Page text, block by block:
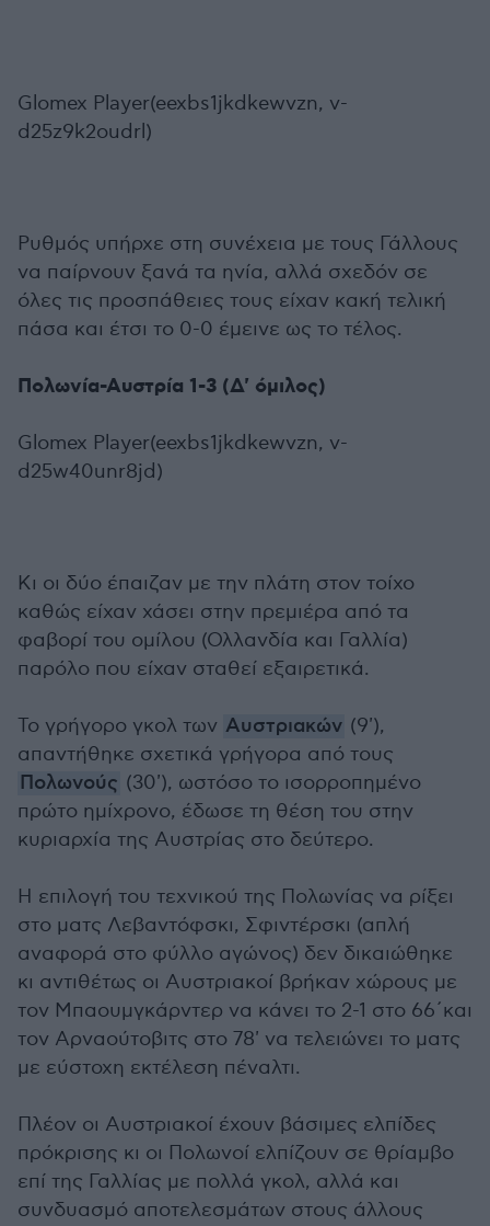
Glomex Player(eexbs1jkdkewvzn, v-
d25z9k2oudrl)
Ρυθμός υπήρχε στη συνέχεια με τους Γάλλους
να παίρνουν ξανά τα ηνία, αλλά σχεδόν σε
όλες τις προσπάθειες τους είχαν κακή τελική
πάσα και έτσι το 0-0 έμεινε ως το τέλος.
Πολωνία-Αυστρία 1-3 (Δ' όμιλος)
Glomex Player(eexbs1jkdkewvzn, v-
d25w40unr8jd)
Κι οι δύο έπαιζαν με την πλάτη στον τοίχο
καθώς είχαν χάσει στην πρεμιέρα από τα
φαβορί του ομίλου (Ολλανδία και Γαλλία)
παρόλο που είχαν σταθεί εξαιρετικά.
Το γρήγορο γκολ των Αυστριακών (9'),
απαντήθηκε σχετικά γρήγορα από τους
Πολωνούς (30'), ωστόσο το ισορροπημένο
πρώτο ημίχρονο, έδωσε τη θέση του στην
κυριαρχία της Αυστρίας στο δεύτερο.
Η επιλογή του τεχνικού της Πολωνίας να ρίξει
στο ματς Λεβαντόφσκι, Σφιντέρσκι (απλή
αναφορά στο φύλλο αγώνος) δεν δικαιώθηκε
κι αντιθέτως οι Αυστριακοί βρήκαν χώρους με
τον Μπαουμγκάρντερ να κάνει το 2-1 στο 66΄και
τον Αρναούτοβιτς στο 78' να τελειώνει το ματς
με εύστοχη εκτέλεση πέναλτι.
Πλέον οι Αυστριακοί έχουν βάσιμες ελπίδες
πρόκρισης κι οι Πολωνοί ελπίζουν σε θρίαμβο
επί της Γαλλίας με πολλά γκολ, αλλά και
συνδυασμό αποτελεσμάτων στους άλλους